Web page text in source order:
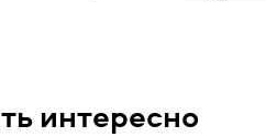
интересно